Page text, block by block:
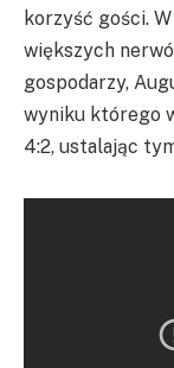
korzyść gości.
większych
gospodarzy,
wyniku którego
4:2, ustalając